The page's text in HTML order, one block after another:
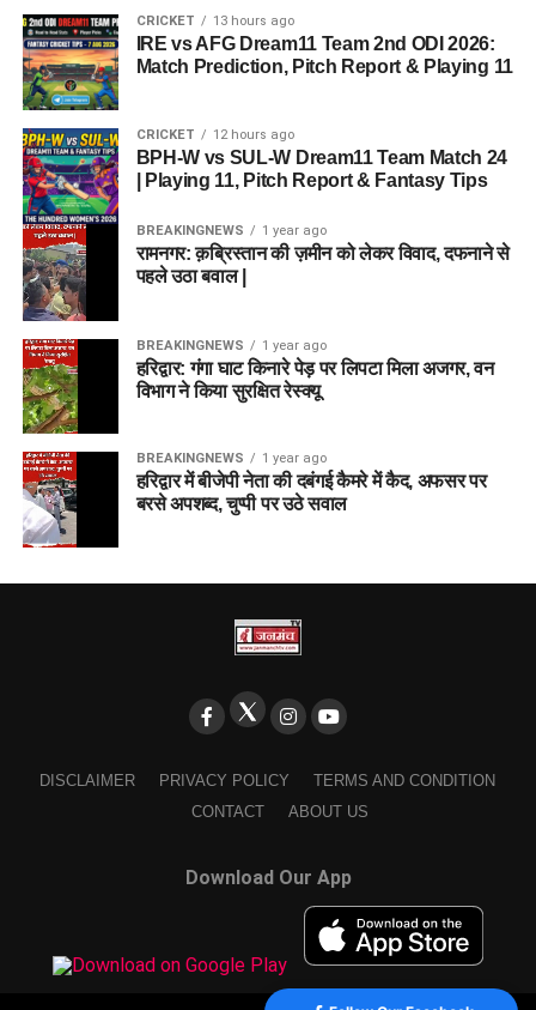
CRICKET 13 hours ago
IRE vs AFG Dream11 Team 2nd ODI 2026:
Match Prediction, Pitch Report & Playing 11
CRICKET 12 hours ago
BPH-W vs SUL-W Dream11 Team Match 24
| Playing 11, Pitch Report & Fantasy Tips
BREAKINGNEWS 1 year ago
रामनगर: क़ब्रिस्तान की ज़मीन को लेकर विवाद, दफनाने से
पहले उठा बवाल |
BREAKINGNEWS 1 year ago
हरिद्वार: गंगा घाट किनारे पेड़ पर लिपटा मिला अजगर, वन
विभाग ने किया सुरक्षित रेस्क्यू
BREAKINGNEWS 1 year ago
हरिद्वार में बीजेपी नेता की दबंगई कैमरे में कैद, अफसर पर
बरसे अपशब्द, चुप्पी पर उठे सवाल
DISCLAIMER PRIVACY POLICY
TERMS AND CONDITION
CONTACT
ABOUT US
Download Our App